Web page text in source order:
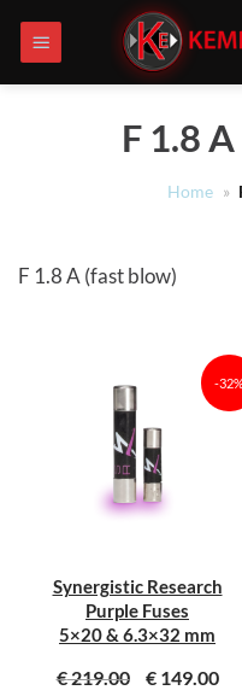
naar
inhoud
F 1.8
Home »
F 1.8 A (fast blow)
-
Synergistic Research
Purple Fuses
5×20 & 6.3×32 mm
€219.00 €149.00